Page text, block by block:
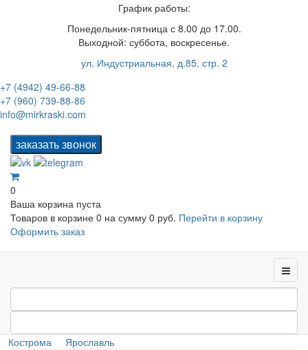
График работы:
Понедельник-пятница с 8.00 до 17.00.
Выходной: суббота, воскресенье.
ул. Индустриальная, д.85, стр. 2
+7 (4942) 49-66-88
+7 (960) 739-88-86
info@mirkraski.com
0
Ваша корзина пуста
Товаров в корзине 0 на сумму 0 руб. Перейти в корзину
Оформить заказ
Кострома
Ярославль